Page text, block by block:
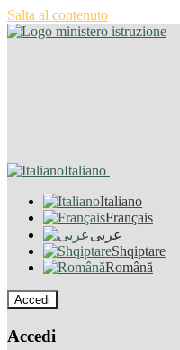
Salta al contenuto
Italiano
Italiano
Français
عربى
Shqiptare
Română
Accedi
Accedi